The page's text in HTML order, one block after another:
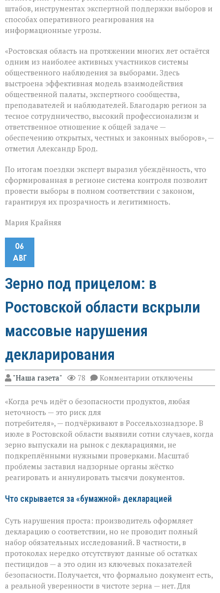
штабов, инструментах экспертной поддержки выборов и
способах оперативного реагирования на
информационные угрозы.
«Ростовская область на протяжении многих лет остаётся
одним из наиболее активных участников системы
общественного наблюдения за выборами. Здесь
выстроена эффективная модель взаимодействия
общественной палаты, экспертного сообщества,
преподавателей и наблюдателей. Благодарю регион за
тесное сотрудничество, высокий профессионализм и
ответственное отношение к общей задаче —
обеспечению открытых, честных и законных выборов», —
отметил Александр Брод.
По итогам поездки эксперт выразил убеждённость, что
сформированная в регионе система контроля позволит
провести выборы в полном соответствии с законом,
гарантируя их прозрачность и легитимность.
Мария Крайняя
06
АВГ
Зерно под прицелом: в
Ростовской области вскрыли
массовые нарушения
декларирования
"Наша газета" 78 Комментарии к
записи
под
Ростовской
области
вскрыли
массовые
нарушения
декларирования
отключены
«Когда речь идёт о безопасности продуктов, любая
неточность — это риск для
потребителя», — подчёркивают в Россельхознадзоре. В
июле в Ростовской области выявили сотни случаев, когда
зерно выпускали на рынок с декларациями, не
подкреплёнными нужными проверками. Масштаб
проблемы заставил надзорные органы жёстко
реагировать и аннулировать тысячи документов.
Что скрывается за «бумажной» декларацией
Суть нарушения проста: производитель оформляет
декларацию о соответствии, но не проводит полный
набор обязательных исследований. В частности, в
протоколах нередко отсутствуют данные об остатках
пестицидов — а это один из ключевых показателей
безопасности. Получается, что формально документ есть,
а реальной уверенности в чистоте зерна — нет. Для